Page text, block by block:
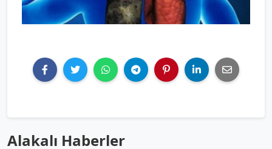
Alakalı Haberler